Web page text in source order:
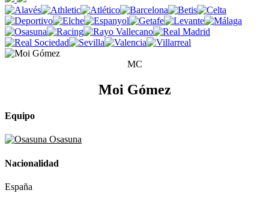
MC
Moi Gómez
Equipo
Osasuna
Nacionalidad
España